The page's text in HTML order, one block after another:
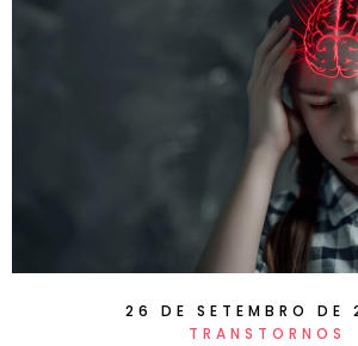
26 DE SETEMBRO DE
TRANSTORNOS